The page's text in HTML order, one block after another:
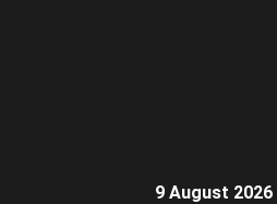
9 August 2026